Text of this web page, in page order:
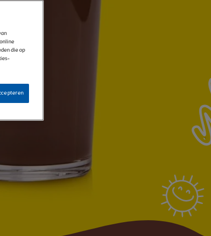
die op